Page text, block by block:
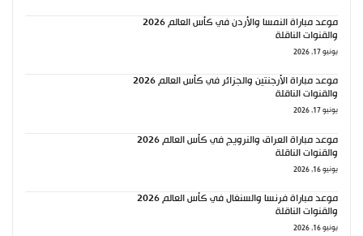
موعد مباراة النمسا والأردن في كأس العالم 2026
والقنوات الناقلة
يونيو 17, 2026
موعد مباراة الأرجنتين والجزائر في كأس العالم 2026
والقنوات الناقلة
يونيو 17, 2026
موعد مباراة العراق والنرويج في كأس العالم 2026
والقنوات الناقلة
يونيو 16, 2026
موعد مباراة فرنسا والسنغال في كأس العالم 2026
والقنوات الناقلة
يونيو 16, 2026